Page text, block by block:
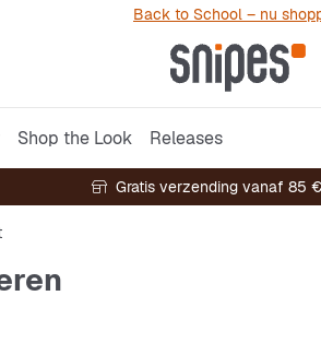
Back to School – nu
Shop the Look Releases
Gratis verzending vanaf 85